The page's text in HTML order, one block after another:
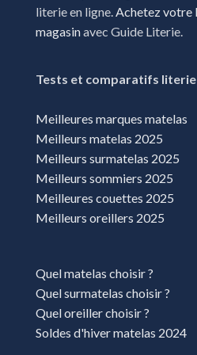
Magasins literie Libourne
Magasins literie Lons
Magasins literie Mees
Magasins literie Mont-de-Marsan
Magasins literie Oloron-Sainte-
Magasins literie Puilboreau
Magasins literie Rochefort
literie en ligne. Achetez votre
magasinavec Guide Literie.
Tests et comparatifs literie
Meilleures marques matelas
Meilleurs matelas 2025
Meilleurs surmatelas 2025
Meilleurs sommiers 2025
Meilleures couettes 2025
Meilleurs oreillers 2025
Quel matelas choisir ?
Quel surmatelas choisir ?
Quel oreiller choisir ?
Soldes d'hiver matelas 2024